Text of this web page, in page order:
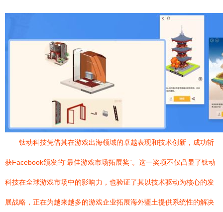
钛动科技凭借其在游戏出海领域的卓越表现和技术创新，成功斩
获Facebook颁发的“最佳游戏市场拓展奖”。这一奖项不仅凸显了钛动
科技在全球游戏市场中的影响力，也验证了其以技术驱动为核心的发
展战略，正在为越来越多的游戏企业拓展海外疆土提供系统性的解决